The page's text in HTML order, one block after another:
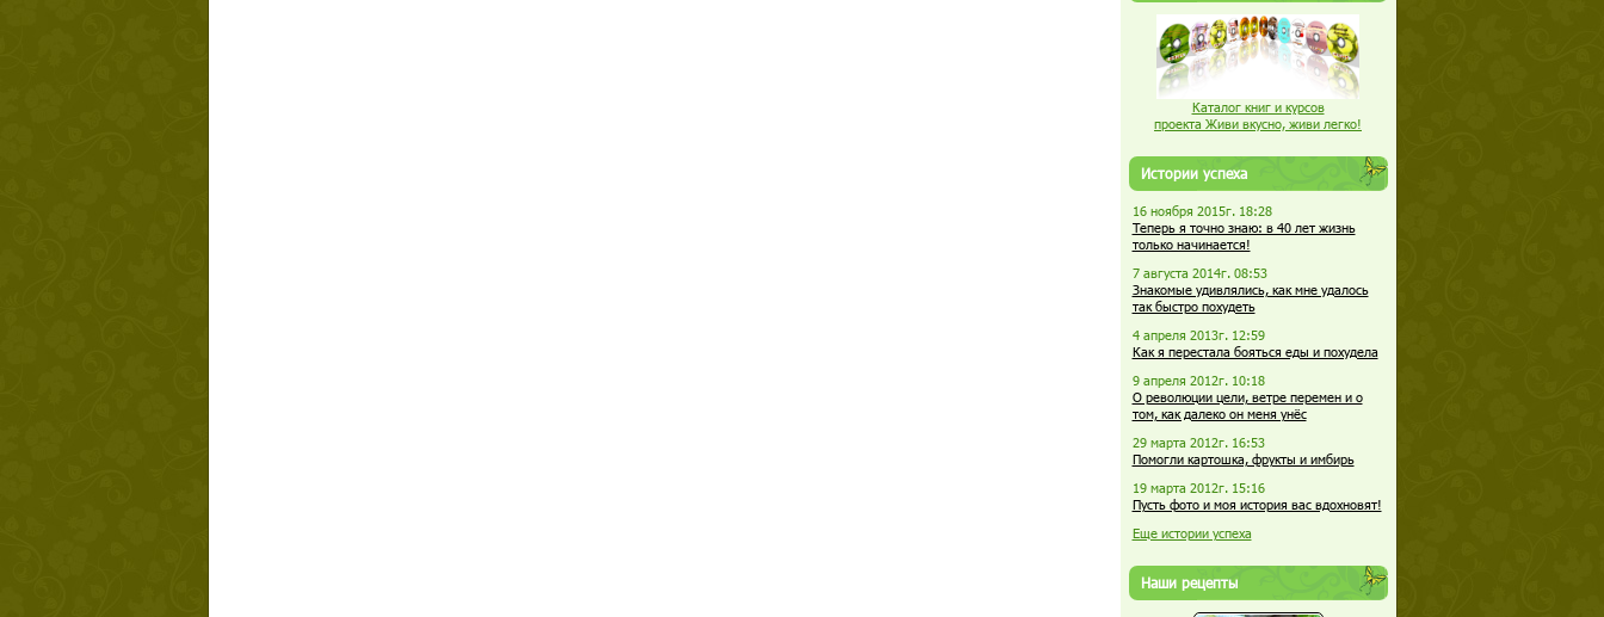
Каталог книг и курсов
проекта Живи вкусно, живи легко!
Истории успеха
16 ноября 2015г. 18:28
Теперь я точно знаю: в 40 лет жизнь
только начинается!
7 августа 2014г. 08:53
Знакомые удивлялись, как мне удалось
так быстро похудеть
4 апреля 2013г. 12:59
Как я перестала бояться еды и похудела
9 апреля 2012г. 10:18
О революции цели, ветре перемен и о
том, как далеко он меня унёс
29 марта 2012г. 16:53
Помогли картошка, фрукты и имбирь
19 марта 2012г. 15:16
Пусть фото и моя история вас вдохновят!
Еще истории успеха
Наши рецепты